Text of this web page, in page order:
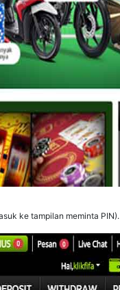
ke tampilan meminta PIN).